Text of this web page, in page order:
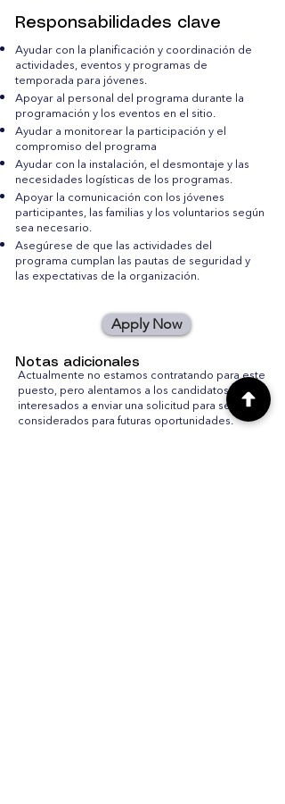
Responsabilidades clave
Ayudar con la planificación y coordinación de
actividades, eventos y programas de
temporada para jóvenes.
Apoyar al personal del programa durante la
programación y los eventos en el sitio.
Ayudar a monitorear la participación y el
compromiso del programa
Ayudar con la instalación, el desmontaje y las
necesidades logísticas de los programas.
Apoyar la comunicación con los jóvenes
participantes, las familias y los voluntarios según
sea necesario.
Asegúrese de que las actividades del
programa cumplan las pautas de seguridad y
las expectativas de la organización.
Apply Now
Notas adicionales
Actualmente no estamos contratando para este
puesto, pero alentamos a los candidatos
interesados a enviar una solicitud para ser
considerados para futuras oportunidades.